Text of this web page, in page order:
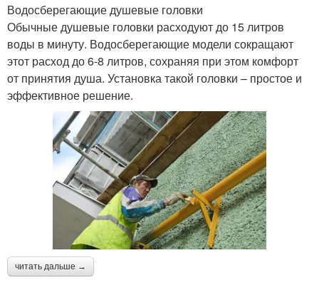
Водосберегающие душевые головки
Обычные душевые головки расходуют до 15 литров
воды в минуту. Водосберегающие модели сокращают
этот расход до 6-8 литров, сохраняя при этом комфорт
от принятия душа. Установка такой головки – простое и
эффективное решение.
читать дальше →